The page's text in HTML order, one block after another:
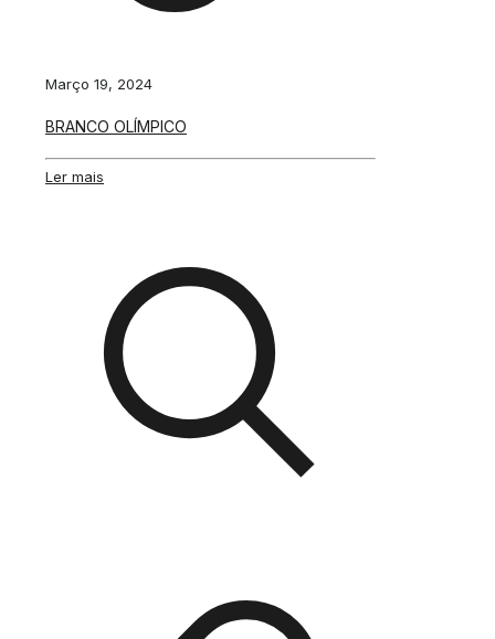
Março 19, 2024
BRANCO OLÍMPICO
Ler mais